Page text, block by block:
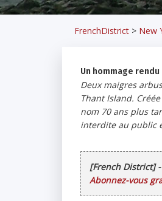
FrenchDistrict > New
Un hommage
Deux maigres
Thant Island.
nom 70 ans plus
interdite au public
[French District]
Abonnez-vous